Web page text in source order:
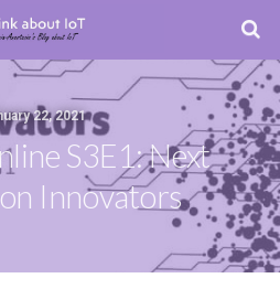
22, 2021
S3E1: Next
Innovators